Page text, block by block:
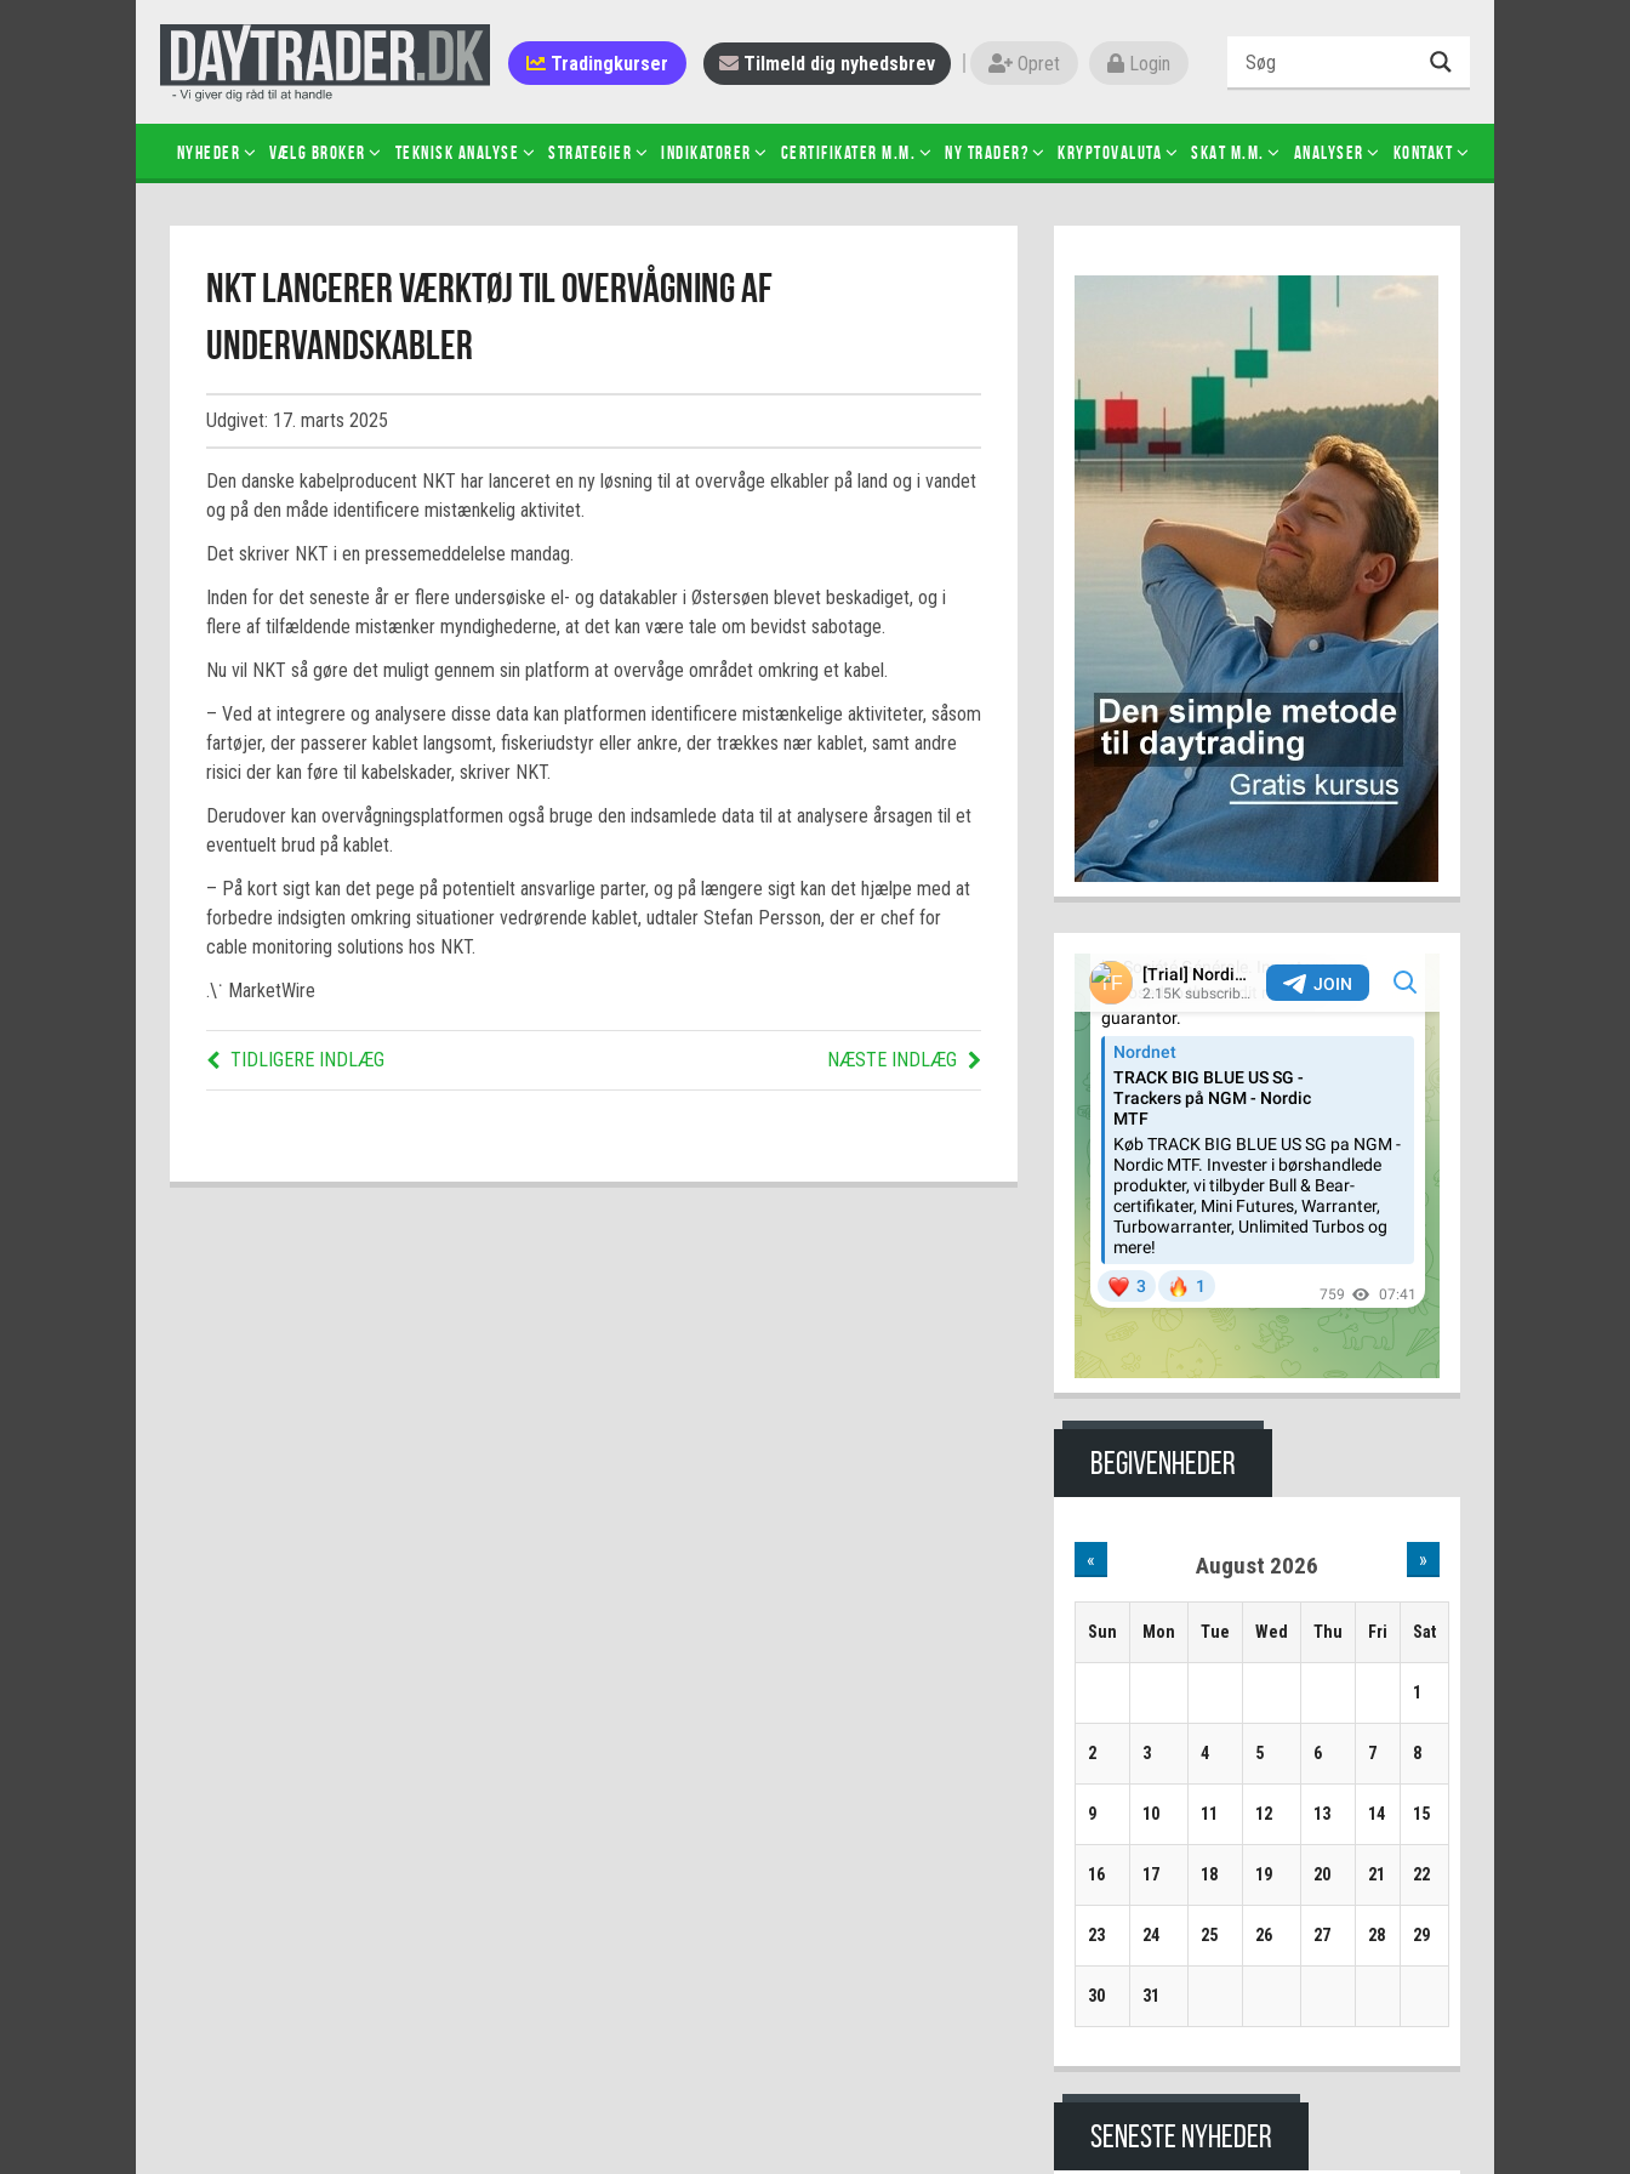
Tradingkurser Tilmeld dig nyhedsbrev Opret Login
Nyheder Vælg broker Teknisk analyse Strategier Indikatorer Certifikater m.m. Ny trader?
Kopiér de bedste tradere og
investorer
handel?
Det betyder de nye ESMA-regler
Gearing af aktier – hvad er det?
Futures-kontrakter
Kopier Jeppe Kirk Bonde
Kryptovaluta SKAT m.m. Analyser Kontakt
NKT lancerer værktøj til overvågning af
undervandskabler
Udgivet: 17. marts 2025
Den danske kabelproducent NKT har lanceret en ny løsning til at overvåge elkabler på land og i vandet
og på den måde identificere mistænkelig aktivitet.
Det skriver NKT i en pressemeddelelse mandag.
Inden for det seneste år er flere undersøiske el- og datakabler i Østersøen blevet beskadiget, og i
flere af tilfældende mistænker myndighederne, at det kan være tale om bevidst sabotage.
Nu vil NKT så gøre det muligt gennem sin platform at overvåge området omkring et kabel.
– Ved at integrere og analysere disse data kan platformen identificere mistænkelige aktiviteter, såsom
fartøjer, der passerer kablet langsomt, fiskeriudstyr eller ankre, der trækkes nær kablet, samt andre
risici der kan føre til kabelskader, skriver NKT.
Derudover kan overvågningsplatformen også bruge den indsamlede data til at analysere årsagen til et
eventuelt brud på kablet.
– På kort sigt kan det pege på potentielt ansvarlige parter, og på længere sigt kan det hjælpe med at
forbedre indsigten omkring situationer vedrørende kablet, udtaler Stefan Persson, der er chef for
cable monitoring solutions hos NKT.
.\˙ MarketWire
TIDLIGERE INDLÆG NÆSTE INDLÆG
BEGIVENHEDER
« August 2026 »
Sun Mon Tue Wed Thu Fri Sat
1
2 3 4 5 6 7 8
9 10 11 12 13 14 15
16 17 18 19 20 21 22
23 24 25 26 27 28 29
30 31
SENESTE NYHEDER